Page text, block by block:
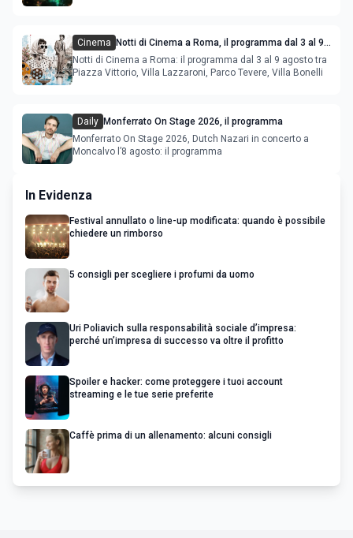
Cinema
Notti di Cinema a Roma, il programma dal 3 al 9
agosto
Notti di Cinema a Roma: il programma dal 3 al 9 agosto tra
Piazza Vittorio, Villa Lazzaroni, Parco Tevere, Villa Bonelli
Daily Monferrato On Stage 2026, il programma
Monferrato On Stage 2026, Dutch Nazari in concerto a
Moncalvo l’8 agosto: il programma
In Evidenza
Festival annullato o line-up modificata: quando è possibile
chiedere un rimborso
5 consigli per scegliere i profumi da uomo
Uri Poliavich sulla responsabilità sociale d’impresa:
perché un’impresa di successo va oltre il profitto
Spoiler e hacker: come proteggere i tuoi account
streaming e le tue serie preferite
Caffè prima di un allenamento: alcuni consigli